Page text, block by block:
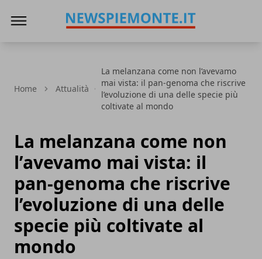
Home Attualità
La melanzana come non l’avevamo
mai vista: il pan-genoma che riscrive
l’evoluzione di una delle specie più
coltivate al mondo
La melanzana come non
l’avevamo mai vista: il
pan-genoma che riscrive
l’evoluzione di una delle
specie più coltivate al
mondo